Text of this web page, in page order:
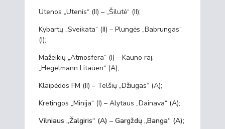
Utenos „Utenis“ (II) – „Šilutė“ (II);
Kybartų „Sveikata“ (II) – Plungės „Babrungas“
(I);
Mažeikių „Atmosfera“ (I) – Kauno raj.
„Hegelmann Litauen“ (A);
Klaipėdos FM (II) – Telšių „Džiugas“ (A);
Kretingos „Minija“ (I) – Alytaus „Dainava“ (A);
Vilniaus „Žalgiris“ (A) – Gargždų „Banga“ (A);